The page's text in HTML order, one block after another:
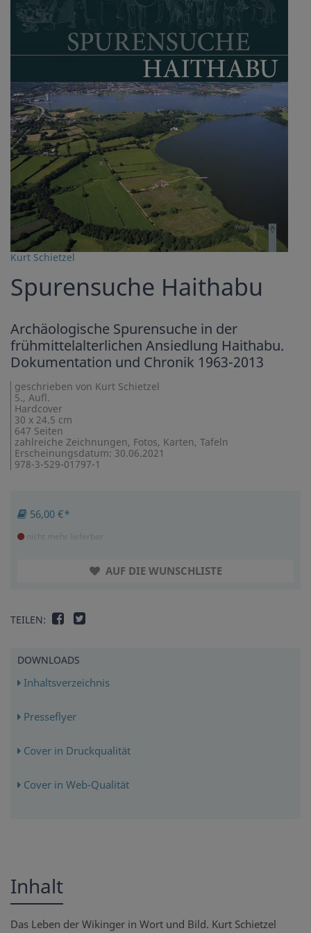
Kurt Schietzel
Spurensuche Haithabu
Archäologische Spurensuche in der
frühmittelalterlichen Ansiedlung Haithabu.
Dokumentation und Chronik 1963-2013
geschrieben von Kurt Schietzel
5., Aufl.
Hardcover
30 x 24.5 cm
647 Seiten
zahlreiche Zeichnungen, Fotos, Karten, Tafeln
Erscheinungsdatum: 30.06.2021
978-3-529-01797-1
56,00 €*
nicht mehr lieferbar
AUF DIE WUNSCHLISTE
TEILEN:
DOWNLOADS
Inhaltsverzeichnis
Presseflyer
Cover in Druckqualität
Cover in Web-Qualität
Inhalt
Das Leben der Wikinger in Wort und Bild. Kurt Schietzel